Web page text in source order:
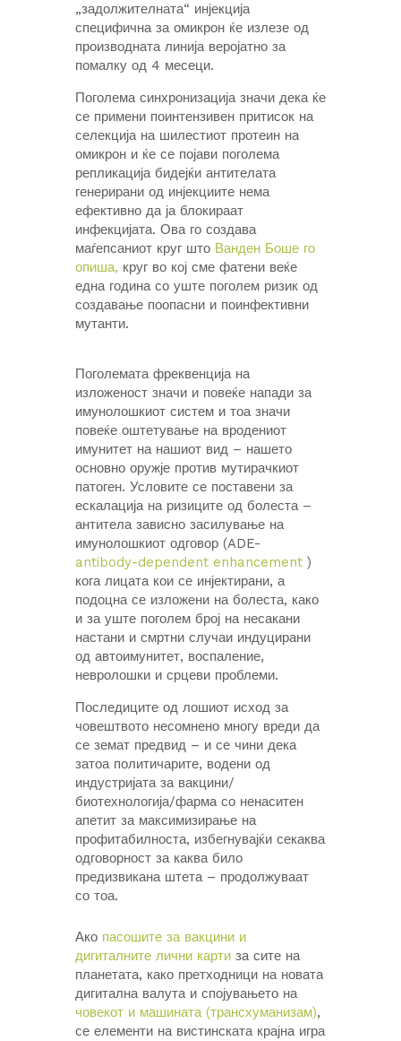
„задолжителната“ инјекција
специфична за омикрон ќе излезе од
производната линија веројатно за
помалку од 4 месеци.
Поголема синхронизација значи дека ќе
се примени поинтензивен притисок на
селекција на шилестиот протеин на
омикрон и ќе се појави поголема
репликација бидејќи антителата
генерирани од инјекциите нема
ефективно да ја блокираат
инфекцијата. Ова го создава
маѓепсаниот круг што Ванден Боше го
опиша, круг во кој сме фатени веќе
една година со уште поголем ризик од
создавање поопасни и поинфективни
мутанти.
Поголемата фреквенција на
изложеност значи и повеќе напади за
имунолошкиот систем и тоа значи
повеќе оштетување на вродениот
имунитет на нашиот вид – нашето
основно оружје против мутирачкиот
патоген. Условите се поставени за
ескалација на ризиците од болеста –
антитела зависно засилување на
имунолошкиот одговор (ADE-
antibody-dependent enhancement )
кога лицата кои се инјектирани, а
подоцна се изложени на болеста, како
и за уште поголем број на несакани
настани и смртни случаи индуцирани
од автоимунитет, воспаление,
невролошки и срцеви проблеми.
Последиците од лошиот исход за
човештвото несомнено многу вреди да
се земат предвид – и се чини дека
затоа политичарите, водени од
индустријата за вакцини/
биотехнологија/фарма со ненаситен
апетит за максимизирање на
профитабилноста, избегнувајќи секаква
одговорност за каква било
предизвикана штета – продолжуваат
со тоа.
Ако пасошите за вакцини и
дигиталните лични карти за сите на
планетата, како претходници на новата
дигитална валута и спојувањето на
човекот и машината (трансхуманизам),
се елементи на вистинската крајна игра